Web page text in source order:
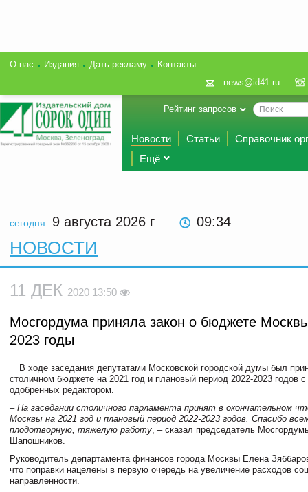
О нас Издания Дать рекламу
Контакты
news@id41.ru
Рейтинг запросов
Новости Статьи
Справочник
Ещё
сегодня: 9 августа 2026 г 09:34
НОВОСТИ
11 ДЕК 2020 13:50
Мосгордума приняла закон о бюджете
2023 годы
В ходе заседания депутатами Московской городской думы был
столичном бюджете на 2021 год и плановый период 2022-2023 годов
одобренных редактором.
– На заседании столичного парламента принят в окончательном
Москвы на 2021 год и плановый период 2022-2023 годов. Спасибо
плодотворную, тяжелую работу , – сказал председатель
Шапошников.
Руководитель департамента финансов города Москвы Елена
что поправки нацелены в первую очередь на увеличение расходов
направленности.